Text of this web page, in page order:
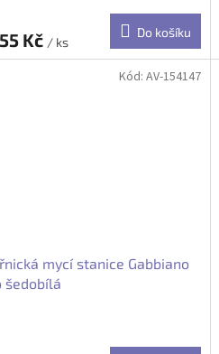
Kč / ks
Do košíku
mycí stanice Gabbiano
šedobílá
Kód: AV-154147